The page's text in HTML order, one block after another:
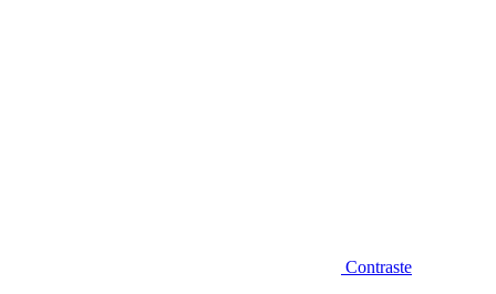
Contraste